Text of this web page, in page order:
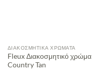
ΔΙΑΚΟΣΜΗΤΙΚΆ ΧΡΏΜΑΤΑ
Fleux Διακοσμητικό χρώμα
Country Tan